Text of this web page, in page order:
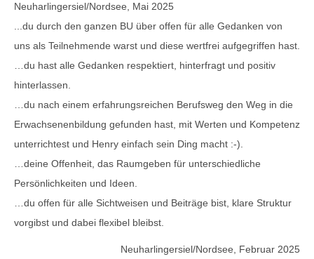
Neuharlingersiel/Nordsee, Mai 2025
...du durch den ganzen BU über offen für alle Gedanken von
uns als Teilnehmende warst und diese wertfrei aufgegriffen hast.
…du hast alle Gedanken respektiert, hinterfragt und positiv
hinterlassen.
…du nach einem erfahrungsreichen Berufsweg den Weg in die
Erwachsenenbildung gefunden hast, mit Werten und Kompetenz
unterrichtest und Henry einfach sein Ding macht :-).
…deine Offenheit, das Raumgeben für unterschiedliche
Persönlichkeiten und Ideen.
…du offen für alle Sichtweisen und Beiträge bist, klare Struktur
vorgibst und dabei flexibel bleibst.
Neuharlingersiel/Nordsee, Februar 2025